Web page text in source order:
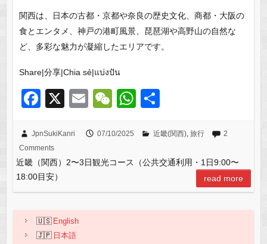
関西は、日本の古都・京都や奈良の歴史文化、商都・大阪の
食とエンタメ、神戸の港町風景、琵琶湖や高野山の自然な
ど、多彩な魅力が凝縮したエリアです。
Share|分享|Chia sẻ|แบ่งปัน
F
c
e
b
o
o
k
X
E
ail
W
C
h
W
at
s
p
JpnSukiKanri 07/10/2025 近畿(関西), 旅行
2
Comments
近畿（関西）2〜3日観光コース（公共交通利用・1日9:00〜
18:00目安）
read more
English
日本語